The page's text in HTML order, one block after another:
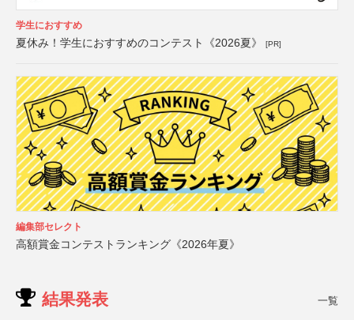
学生におすすめ
夏休み！学生におすすめのコンテスト《2026夏》 [PR]
編集部セレクト
高額賞金コンテストランキング《2026年夏》
結果発表 一覧